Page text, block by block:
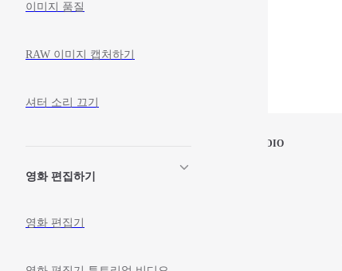
이미지 품질
RAW 이미지 캡처하기
셔터 소리 끄기
영화 편집하기
영화 편집기
STOP MOTION STUDIO
Home